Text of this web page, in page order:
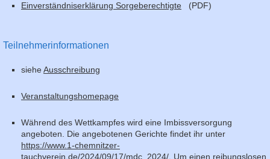
Einverständniserklärung Sorgeberechtigte (PDF)
Teilnehmerinformationen
sieheAusschreibung
Veranstaltungshomepage
Während des Wettkampfes wird eine Imbissversorgung
angeboten. Die angebotenen Gerichte findet ihr unter
https://www.1-chemnitzer-
tauchverein.de/2024/09/17/mdc_2024/ . Um einen reibungslosen